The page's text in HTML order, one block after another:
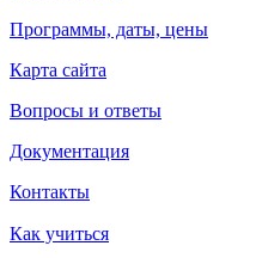
Программы, даты, цены
Карта сайта
Вопросы и ответы
Документация
Контакты
Как учиться